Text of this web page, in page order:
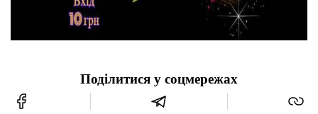
Поділитися у соцмережах